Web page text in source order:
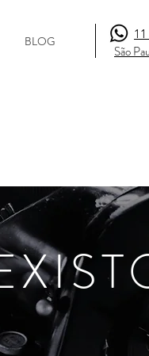
BLOG
São